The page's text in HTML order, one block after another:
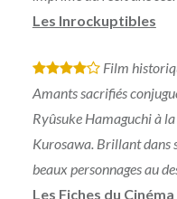
Les Inrockuptibles
* * * *
Film
Amants sacrifiés
Ryûsuke Hamaguchi à
Kurosawa. Brillant dans
beaux personnages au
Les Fiches du Cinéma